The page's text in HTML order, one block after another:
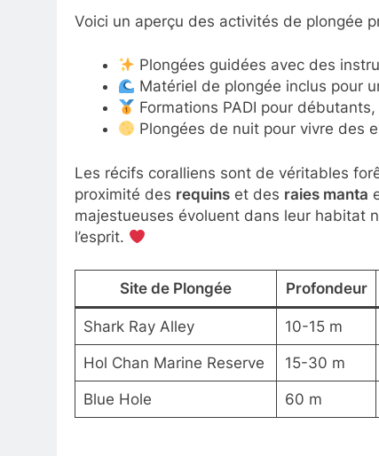
Voici un aperçu des activités de plongée
Plongées guidées avec des
Matériel de plongée inclus pour
Formations PADI pour
Plongées de nuit pour vivre des
Les récifs coralliens sont de véritables
proximité des requins et des raies manta
majestueuses évoluent dans leur habitat
l’esprit.
Site de Plongée Profondeur
Shark Ray Alley 10-15 m
Hol Chan Marine Reserve 15-30 m
Blue Hole 60 m